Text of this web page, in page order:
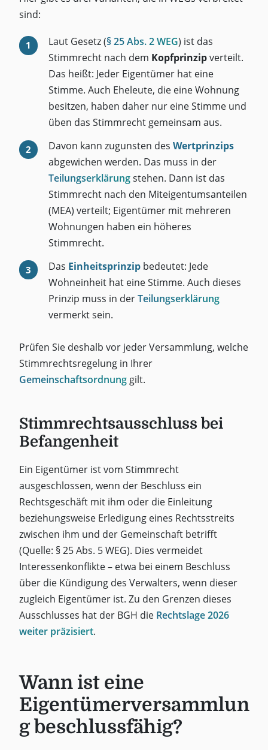
sind:
Laut Gesetz (§ 25 Abs. 2 WEG) ist das
Stimmrecht nach dem Kopfprinzipverteilt.
Das heißt: Jeder Eigentümer hat eine
Stimme. Auch Eheleute, die eine Wohnung
besitzen, haben daher nur eine Stimme und
üben das Stimmrecht gemeinsam aus.
Davon kann zugunsten des Wertprinzips
abgewichen werden. Das muss in der
Teilungserklärungstehen. Dann ist das
Stimmrecht nach den Miteigentumsanteilen
(MEA) verteilt; Eigentümer mit mehreren
Wohnungen haben ein höheres
Stimmrecht.
Das Einheitsprinzip bedeutet: Jede
Wohneinheit hat eine Stimme. Auch dieses
Prinzip muss in derTeilungserklärung
vermerkt sein.
Prüfen Sie deshalb vor jeder Versammlung, welche
Stimmrechtsregelung in Ihrer
Gemeinschaftsordnunggilt.
Stimmrechtsausschluss bei
Befangenheit
Ein Eigentümer ist vom Stimmrecht
ausgeschlossen, wenn der Beschluss ein
Rechtsgeschäft mit ihm oder die Einleitung
beziehungsweise Erledigung eines Rechtsstreits
zwischen ihm und der Gemeinschaft betrifft
(Quelle: § 25 Abs. 5 WEG). Dies vermeidet
Interessenkonflikte – etwa bei einem Beschluss
über die Kündigung des Verwalters, wenn dieser
zugleich Eigentümer ist. Zu den Grenzen dieses
Ausschlusses hat der BGH die Rechtslage 2026
weiter präzisiert.
Wann ist eine
Eigentümerversammlun
g beschlussfähig?